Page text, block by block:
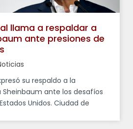
llama a respaldar a
ante presiones de
su respaldo a la
ante los desafíos
Unidos. Ciudad de